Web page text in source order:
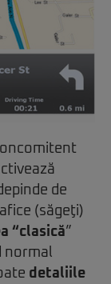
de
(săgeţi)
“clasică”
normal
detaliile